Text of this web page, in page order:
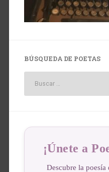
BÚSQUEDA DE POETAS
¡Únete a
Descubre la